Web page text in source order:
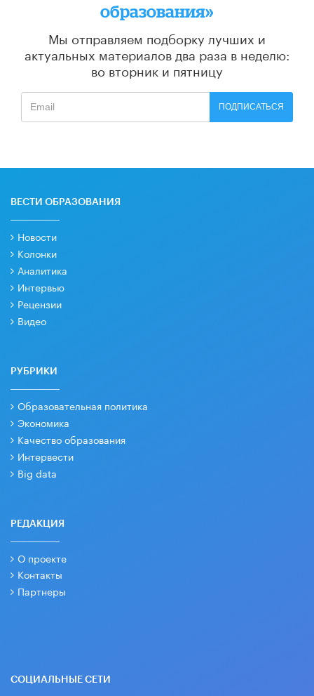
образования»
Мы отправляем подборку лучших и
актуальных материалов два раза в неделю:
во вторник и пятницу
ПОДПИСАТЬСЯ
ВЕСТИ ОБРАЗОВАНИЯ
Новости
Колонки
Аналитика
Интервью
Рецензии
Видео
РУБРИКИ
Образовательная политика
Экономика
Качество образования
Интервести
Big data
РЕДАКЦИЯ
О проекте
Контакты
Партнеры
СОЦИАЛЬНЫЕ СЕТИ